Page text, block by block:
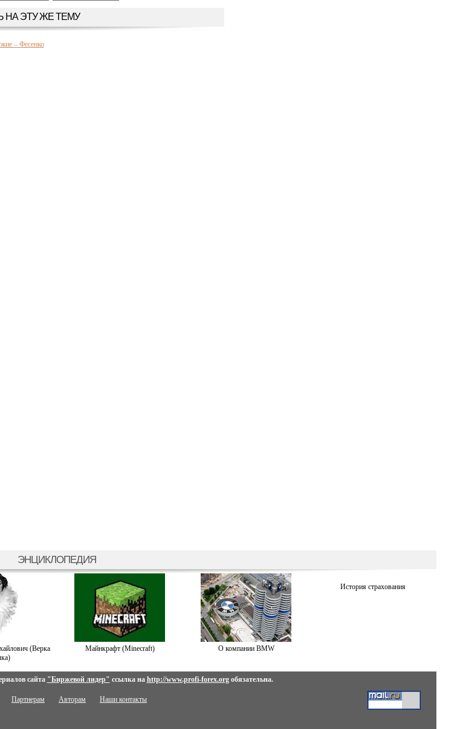
НА ЭТУ ЖЕ ТЕМУ
– Фесенко
ЭНЦИКЛОПЕДИЯ
(Верка
Майнкрафт (Minecraft) О компании BMW
История страхования
сайта "Биржевой лидер" ссылка на http://www.profi-forex.orgобязательна.
Партнерам Авторам Наши контакты